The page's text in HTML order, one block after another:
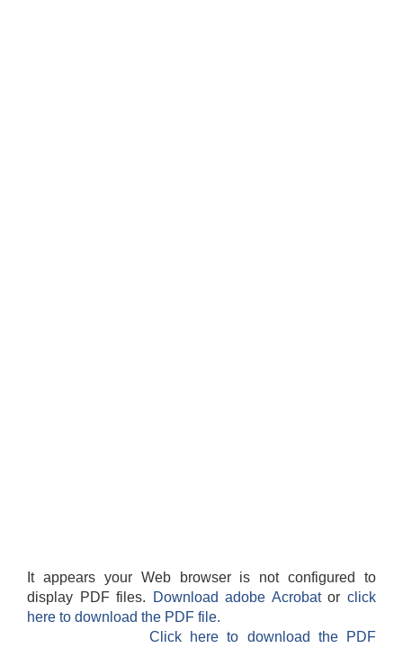
It appears your Web browser is not configured to
display PDF files.
Download adobe Acrobatorclick
here to download the PDF file.
Click here to download the PDF